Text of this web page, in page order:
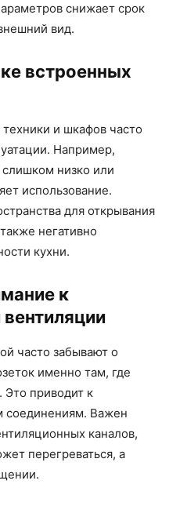
снижает срок
вид.
встроенных
и шкафов часто
Например,
низко или
использование.
для открывания
негативно
кухни.
к
часто забывают о
именно там, где
приводит к
соединениям. Важен
каналов,
перегреваться, а